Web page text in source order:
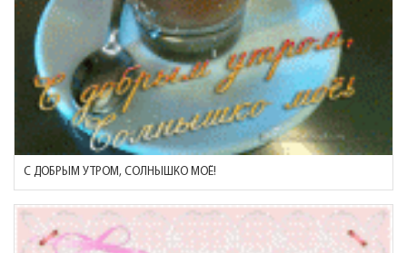
С ДОБРЫМ УТРОМ, СОЛНЫШКО МОЁ!